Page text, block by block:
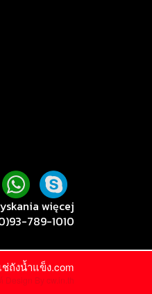
więcej
789-1010
ช่ถังน้ำแข็ง.com
Design By cw.in.th